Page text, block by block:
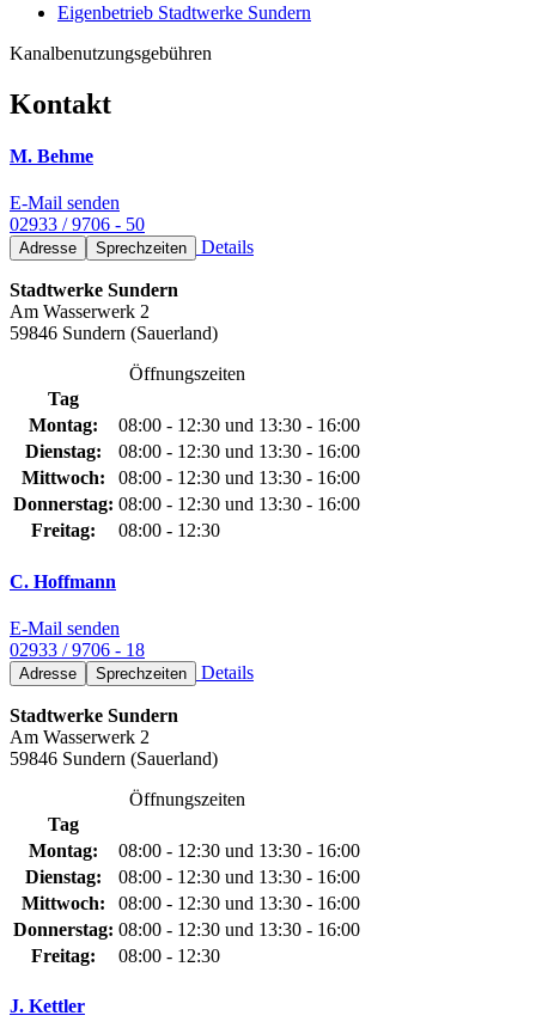
Eigenbetrieb Stadtwerke Sundern
Kanalbenutzungsgebühren
Kontakt
M. Behme
E-Mail senden
02933 / 9706 - 50
Adresse Sprechzeiten Details
Stadtwerke Sundern
Am Wasserwerk 2
59846 Sundern (Sauerland)
Öffnungszeiten
Tag
Montag:
08:00 - 12:30 und 13:30 - 16:00
Dienstag:
08:00 - 12:30 und 13:30 - 16:00
Mittwoch:
08:00 - 12:30 und 13:30 - 16:00
Donnerstag: 08:00 - 12:30 und 13:30 - 16:00
Freitag:
08:00 - 12:30
C. Hoffmann
E-Mail senden
02933 / 9706 - 18
Adresse Sprechzeiten Details
Stadtwerke Sundern
Am Wasserwerk 2
59846 Sundern (Sauerland)
Öffnungszeiten
Tag
Montag:
08:00 - 12:30 und 13:30 - 16:00
Dienstag:
08:00 - 12:30 und 13:30 - 16:00
Mittwoch:
08:00 - 12:30 und 13:30 - 16:00
Donnerstag: 08:00 - 12:30 und 13:30 - 16:00
Freitag:
08:00 - 12:30
J. Kettler